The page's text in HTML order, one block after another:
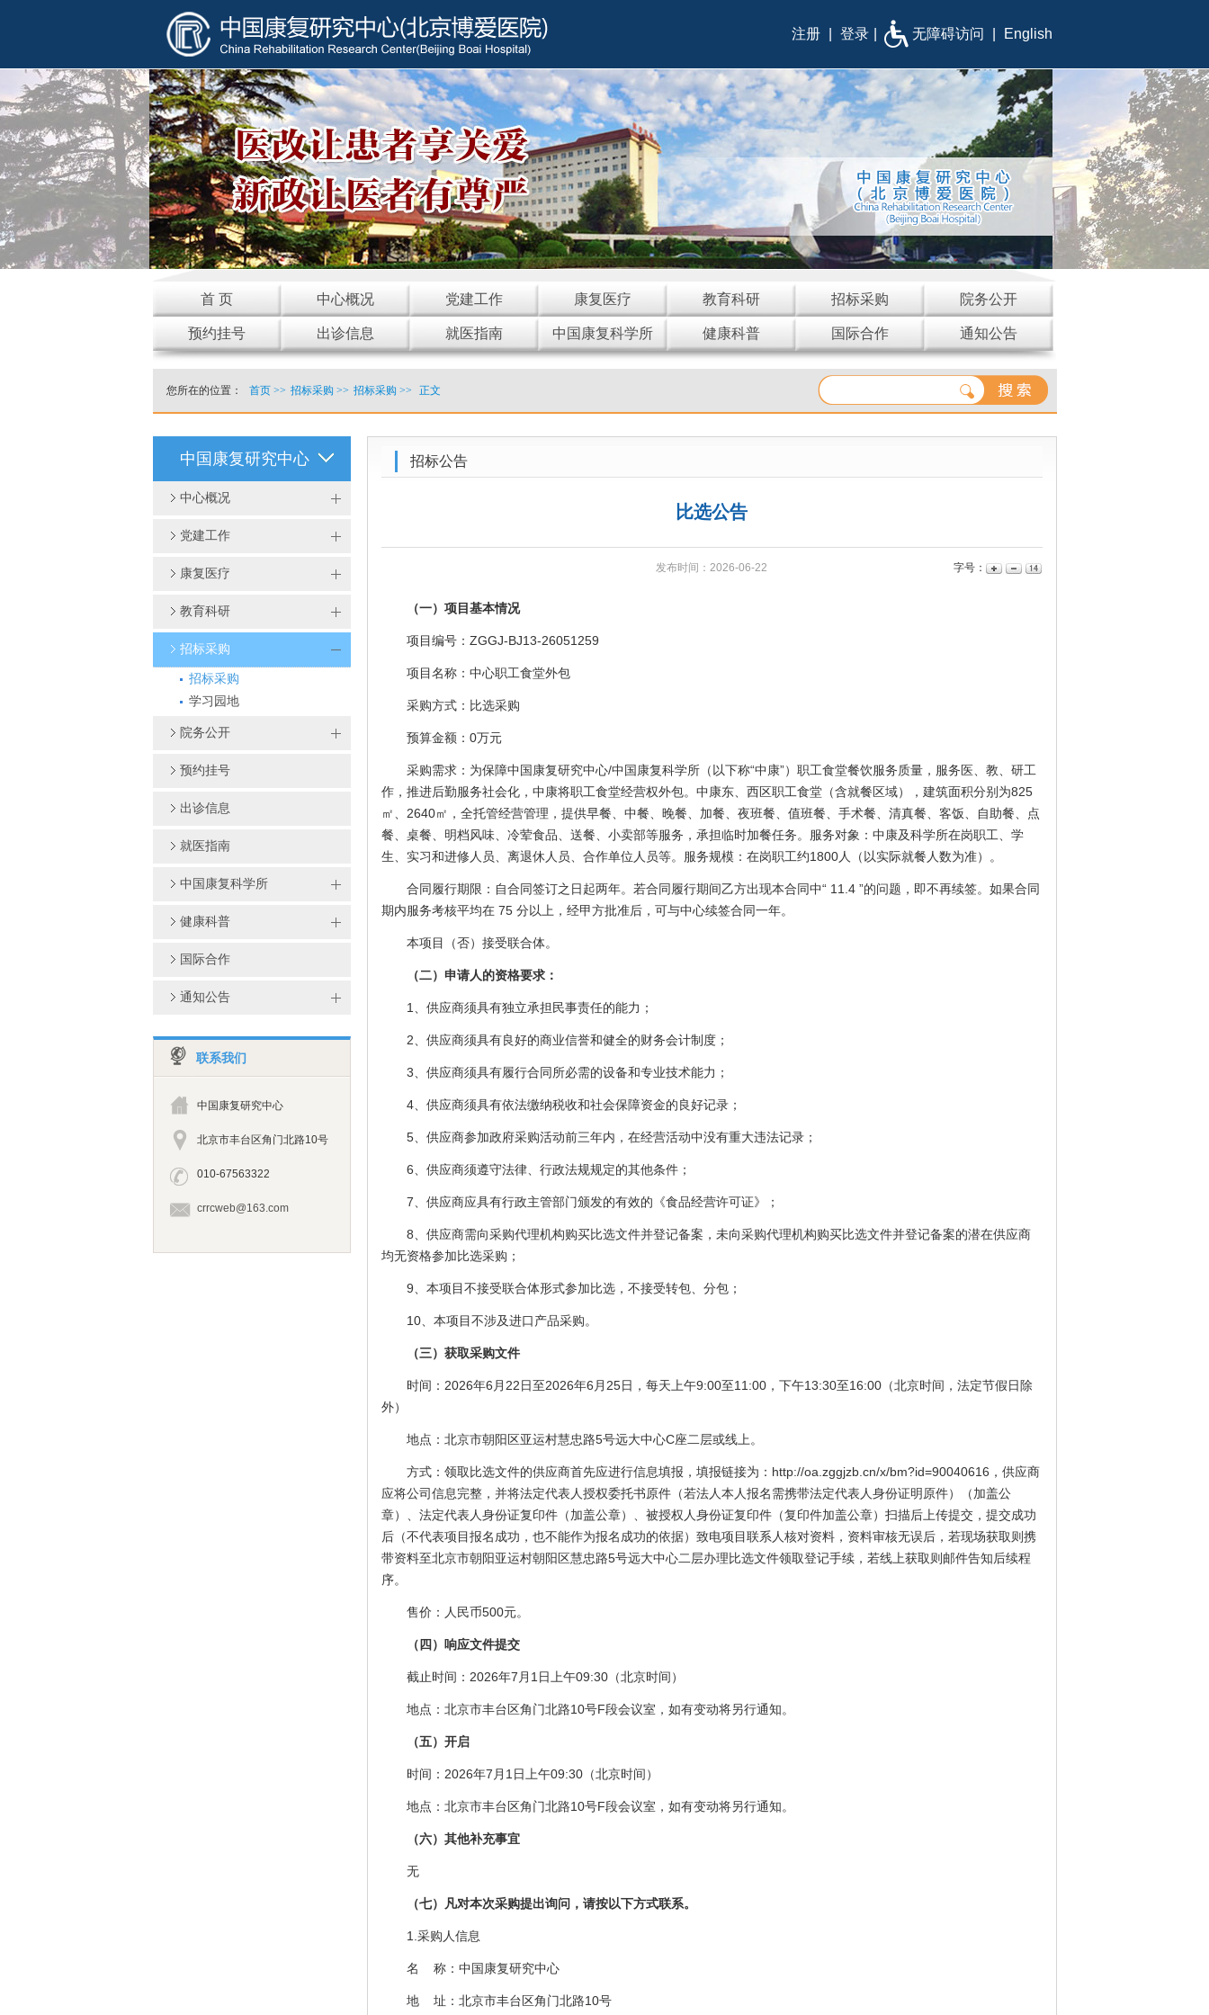
注册 登录 无障碍访问 English
首 页 中心概况 党建工作 康复医疗 教育科研 招标采购 院务公开
预约挂号 出诊信息 就医指南 中国康复科学所 健康科普 国际合作 通知公告
您所在的位置： 首页>> 招标采购 >> 招标采购 >> 正文
中国康复研究中心
中心概况
党建工作
康复医疗
教育科研
招标采购
招标采购
学习园地
院务公开
预约挂号
出诊信息
就医指南
中国康复科学所
健康科普
国际合作
通知公告
联系我们
中国康复研究中心
北京市丰台区角门北路10号
010-67563322
crrcweb@163.com
招标公告
比选公告
发布时间：2026-06-22 字号：
（一）项目基本情况
项目编号：ZGGJ-BJ13-26051259
项目名称：中心职工食堂外包
采购方式：比选采购
预算金额：0万元
采购需求：为保障中国康复研究中心/中国康复科学所（以下称“中康”）职工食堂餐饮服务质量，服务医、教、研工
作，推进后勤服务社会化，中康将职工食堂经营权外包。中康东、西区职工食堂（含就餐区域），建筑面积分别为825
㎡、2640㎡，全托管经营管理，提供早餐、中餐、晚餐、加餐、夜班餐、值班餐、手术餐、清真餐、客饭、自助餐、点
餐、桌餐、明档风味、冷荤食品、送餐、小卖部等服务，承担临时加餐任务。服务对象：中康及科学所在岗职工、学
生、实习和进修人员、离退休人员、合作单位人员等。服务规模：在岗职工约1800人（以实际就餐人数为准）。
合同履行期限：自合同签订之日起两年。若合同履行期间乙方出现本合同中“ 11.4 ”的问题，即不再续签。如果合同
期内服务考核平均在 75 分以上，经甲方批准后，可与中心续签合同一年。
本项目（否）接受联合体。
（二）申请人的资格要求：
1、供应商须具有独立承担民事责任的能力；
2、供应商须具有良好的商业信誉和健全的财务会计制度；
3、供应商须具有履行合同所必需的设备和专业技术能力；
4、供应商须具有依法缴纳税收和社会保障资金的良好记录；
5、供应商参加政府采购活动前三年内，在经营活动中没有重大违法记录；
6、供应商须遵守法律、行政法规规定的其他条件；
7、供应商应具有行政主管部门颁发的有效的《食品经营许可证》；
8、供应商需向采购代理机构购买比选文件并登记备案，未向采购代理机构购买比选文件并登记备案的潜在供应商
均无资格参加比选采购；
9、本项目不接受联合体形式参加比选，不接受转包、分包；
10、本项目不涉及进口产品采购。
（三）获取采购文件
时间：2026年6月22日至2026年6月25日，每天上午9:00至11:00，下午13:30至16:00（北京时间，法定节假日除
外）
地点：北京市朝阳区亚运村慧忠路5号远大中心C座二层或线上。
方式：领取比选文件的供应商首先应进行信息填报，填报链接为：http://oa.zggjzb.cn/x/bm?id=90040616，供应商
应将公司信息完整，并将法定代表人授权委托书原件（若法人本人报名需携带法定代表人身份证明原件）（加盖公
章）、法定代表人身份证复印件（加盖公章）、被授权人身份证复印件（复印件加盖公章）扫描后上传提交，提交成功
后（不代表项目报名成功，也不能作为报名成功的依据）致电项目联系人核对资料，资料审核无误后，若现场获取则携
带资料至北京市朝阳亚运村朝阳区慧忠路5号远大中心二层办理比选文件领取登记手续，若线上获取则邮件告知后续程
序。
售价：人民币500元。
（四）响应文件提交
截止时间：2026年7月1日上午09:30（北京时间）
地点：北京市丰台区角门北路10号F段会议室，如有变动将另行通知。
（五）开启
时间：2026年7月1日上午09:30（北京时间）
地点：北京市丰台区角门北路10号F段会议室，如有变动将另行通知。
（六）其他补充事宜
无
（七）凡对本次采购提出询问，请按以下方式联系。
1.采购人信息
名 称：中国康复研究中心
地 址：北京市丰台区角门北路10号